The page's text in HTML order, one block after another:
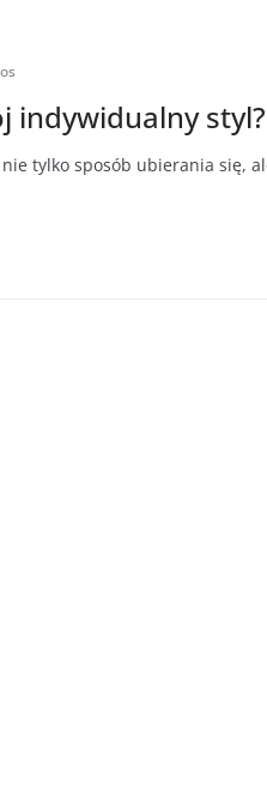
indywidualny
tylko sposób ubierania się,